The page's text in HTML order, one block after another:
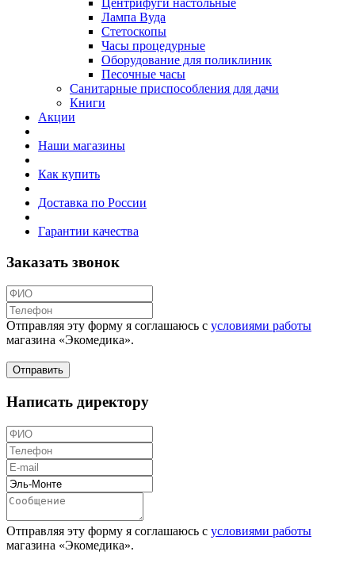
Центрифуги настольные
Лампа Вуда
Стетоскопы
Часы процедурные
Оборудование для поликлиник
Песочные часы
Санитарные приспособления для дачи
Книги
Акции
Наши магазины
Как купить
Доставка по России
Гарантии качества
Заказать звонок
Отправляя эту форму я соглашаюсь с условиями работы
магазина «Экомедика».
Написать директору
Отправляя эту форму я соглашаюсь с условиями работы
магазина «Экомедика».